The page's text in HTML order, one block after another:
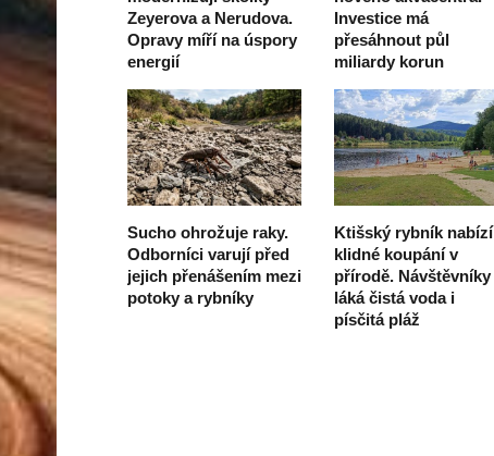
Zeyerova a Nerudova.
Opravy míří na úspory
energií
Investice má
přesáhnout půl
miliardy korun
Sucho ohrožuje raky.
Odborníci varují před
jejich přenášením mezi
potoky a rybníky
Ktišský rybník nabízí
klidné koupání v
přírodě. Návštěvníky
láká čistá voda i
písčitá pláž